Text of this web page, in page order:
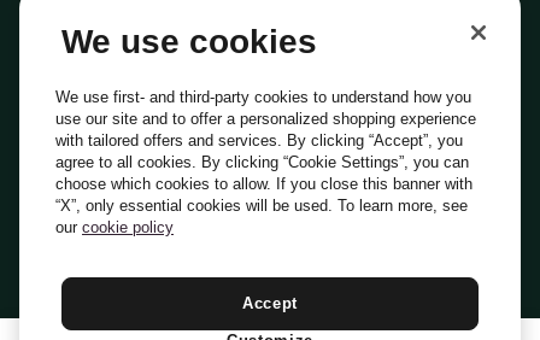
Everli Shoppers
About Us
Everli News
Domande frequenti
Lavora con noi
Diventa Shopper
Investitori
PrivacyCookiePreferenze Cookie
Termini e CondizioniCodice Etico
Indirizzo PEC: everli@pec.it - indirizzo DPO: dpo@everli.com
Italiano
We use cookies
We use first- and third-party cookies to understand how you
use our site and to offer a personalized shopping experience
with tailored offers and services. By clicking “Accept”, you
agree to all cookies. By clicking “Cookie Settings”, you can
choose which cookies to allow. If you close this banner with
“X”, only essential cookies will be used. To learn more, see
our cookie policy
Accept